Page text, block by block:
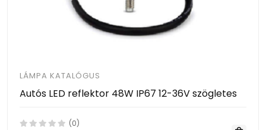
LÁMPA KATALÓGUS
Autós LED reflektor 48W IP67 12-36V szögletes
(0)